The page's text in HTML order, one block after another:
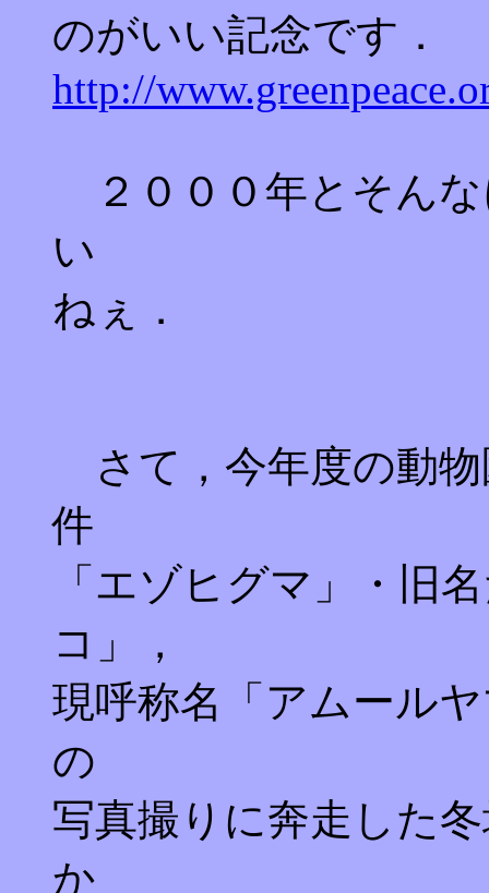
のがいい記念です．
http://
２０００年とそん
い
ねぇ．
さて，今年度の動
件
「エゾヒグマ」・旧
コ」，
現呼称名「アムール
の
写真撮りに奔走した
か